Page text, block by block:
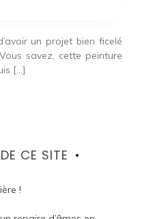
un projet bien ficelé
savez, cette peinture
[…]
CE SITE
!